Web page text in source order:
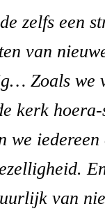
zelfs een
van
Zoals we
kerk
we iedereen
van